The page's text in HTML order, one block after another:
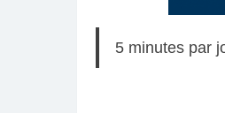
5 minutes par